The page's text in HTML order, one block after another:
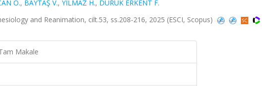
Ö., BAYTAŞ V., YILMAZ H., DURUK ERKENT F.
and Reanimation, cilt.53, ss.208-216, 2025 (ESCI, Scopus)
Makale